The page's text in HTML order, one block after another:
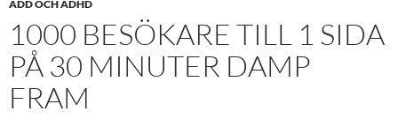
ADD OCH ADHD
1000 BESÖKARE TILL 1 SIDA
PÅ 30 MINUTER DAMP
FRAM